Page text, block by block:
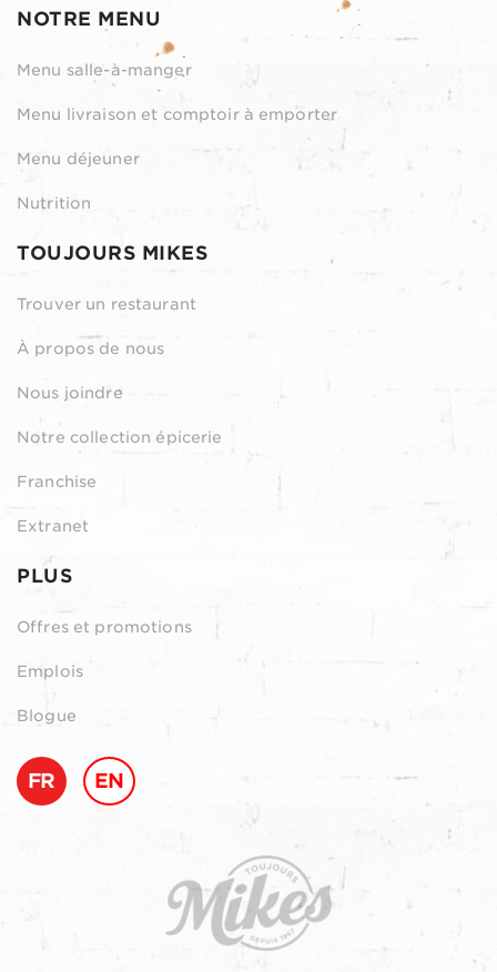
NOTRE MENU
Menu salle-à-manger
Menu livraison et comptoir à emporter
Menu déjeuner
Nutrition
TOUJOURS MIKES
Trouver un restaurant
À propos de nous
Nous joindre
Notre collection épicerie
Franchise
Extranet
PLUS
Offres et promotions
Emplois
Blogue
FR EN